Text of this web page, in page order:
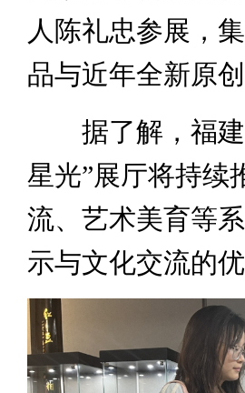
人陈礼忠参展，
品与近年全新原创
据了解，福建
星光”展厅将持续
流、艺术美育等
示与文化交流的